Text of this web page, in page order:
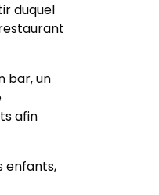
duquel
bar, un
afin
enfants,